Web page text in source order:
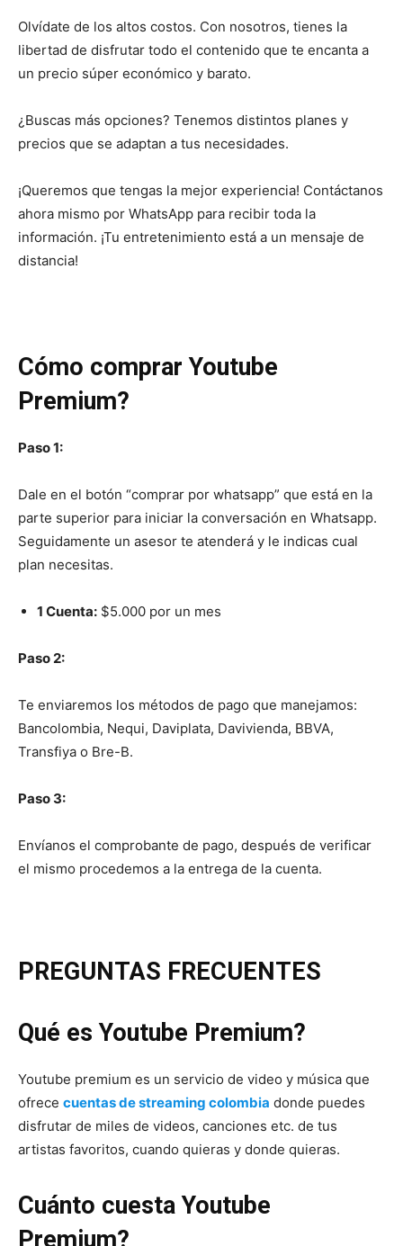
Olvídate de los altos costos. Con nosotros, tienes la
libertad de disfrutar todo el contenido que te encanta a
un precio súper económico y barato.
¿Buscas más opciones? Tenemos distintos planes y
precios que se adaptan a tus necesidades.
¡Queremos que tengas la mejor experiencia! Contáctanos
ahora mismo por WhatsApp para recibir toda la
información. ¡Tu entretenimiento está a un mensaje de
distancia!
Cómo comprar Youtube
Premium?
Paso 1:
Dale en el botón “comprar por whatsapp” que está en la
parte superior para iniciar la conversación en Whatsapp.
Seguidamente un asesor te atenderá y le indicas cual
plan necesitas.
1 Cuenta: $5.000 por un mes
Paso 2:
Te enviaremos los métodos de pago que manejamos:
Bancolombia, Nequi, Daviplata, Davivienda, BBVA,
Transfiya o Bre-B.
Paso 3:
Envíanos el comprobante de pago, después de verificar
el mismo procedemos a la entrega de la cuenta.
PREGUNTAS FRECUENTES
Qué es Youtube Premium?
Youtube premium es un servicio de video y música que
ofrece cuentas de streaming colombia donde puedes
disfrutar de miles de videos, canciones etc. de tus
artistas favoritos, cuando quieras y donde quieras.
Cuánto cuesta Youtube
Premium?